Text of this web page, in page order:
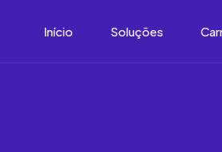
Início Soluções